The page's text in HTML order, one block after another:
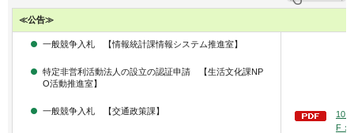
≪公告≫
一般競争入札 【情報統計課情報システム推進室】
特定非営利活動法人の設立の認証申請 【生活文化課NP
O活動推進室】
一般競争入札 【交通政策課】
10
F：